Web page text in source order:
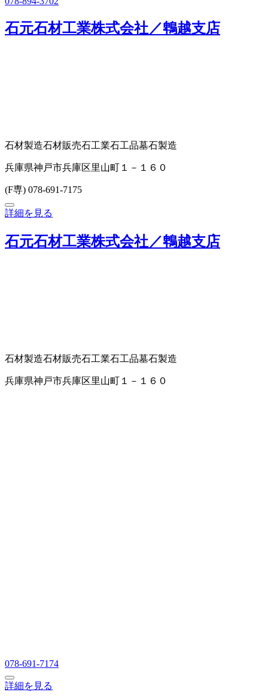
石元石材工業株式会社／鵯越支店
石材製造石材販売石工業石工品墓石製造
兵庫県神戸市兵庫区里山町１－１６０
(F専) 078-691-7175
詳細を見る
石元石材工業株式会社／鵯越支店
石材製造石材販売石工業石工品墓石製造
兵庫県神戸市兵庫区里山町１－１６０
078-691-7174
詳細を見る